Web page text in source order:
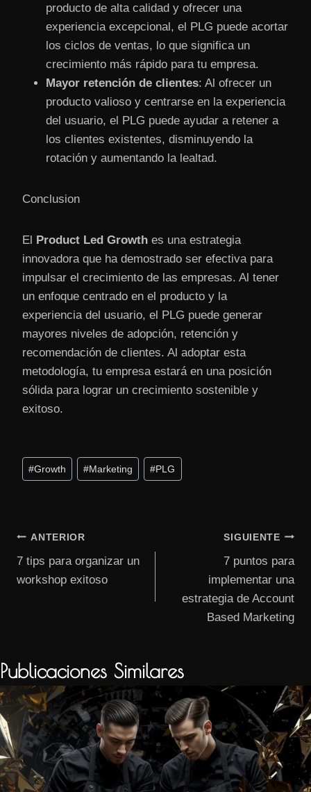
producto de alta calidad y ofrecer una
experiencia excepcional, el PLG puede acortar
los ciclos de ventas, lo que significa un
crecimiento más rápido para tu empresa.
Mayor retención de clientes: Al ofrecer un
producto valioso y centrarse en la experiencia
del usuario, el PLG puede ayudar a retener a
los clientes existentes, disminuyendo la
rotación y aumentando la lealtad.
Conclusion
El Product Led Growth es una estrategia
innovadora que ha demostrado ser efectiva para
impulsar el crecimiento de las empresas. Al tener
un enfoque centrado en el producto y la
experiencia del usuario, el PLG puede generar
mayores niveles de adopción, retención y
recomendación de clientes. Al adoptar esta
metodología, tu empresa estará en una posición
sólida para lograr un crecimiento sostenible y
exitoso.
Etiquetas
de
#Growth #Marketing #PLG
Navegación
de
ANTERIOR
7 tips para organizar un
workshop exitoso
SIGUIENTE
7 puntos para
implementar una
estrategia de Account
Based Marketing
Publicaciones Similares